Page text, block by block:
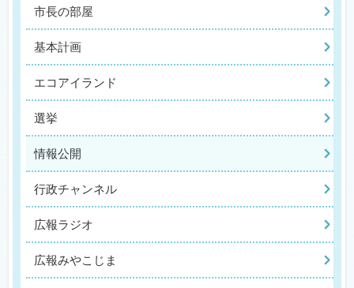
市長の部屋
基本計画
エコアイランド
選挙
情報公開
行政チャンネル
広報ラジオ
広報みやこじま